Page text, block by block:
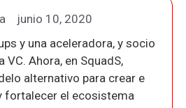
junio 10, 2020
y una aceleradora, y socio
Ahora, en SquadS,
alternativo para crear e
fortalecer el ecosistema